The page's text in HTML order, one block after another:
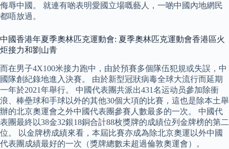
侮辱中國。 就連有啲表明愛國立場嘅藝人，一啲中國內地網民
都唔放過。
中國香港年夏季奧林匹克運動會: 夏季奧林匹克運動會香港區火
炬接力和劉山青
而在男子4X100米接力跑中，由於預賽多個隊伍犯規或失誤，中
國隊創紀錄地進入決賽。 由於新型冠狀病毒全球大流行而延期
一年於2021年舉行。 中國代表團共派出431名运动员參加除衝
浪、棒壘球和手球以外的其他30個大項的比賽，這也是除本土舉
辦的北京奧運會之外中國代表團參賽人數最多的一次。 中國代
表團最終以38金32銀18銅合計88枚獎牌的成績位列金牌榜的第二
位。 以金牌榜成績來看，本屆比賽亦成為除北京奧運以外中國
代表團成績最好的一次（獎牌總數未超過倫敦奧運會）。